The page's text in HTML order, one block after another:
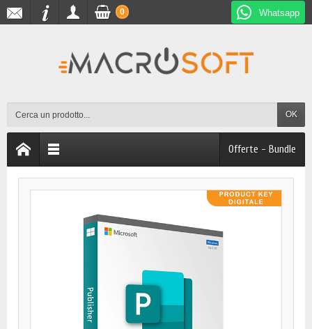
Whatsapp
OK
0
Offerte - Bundle